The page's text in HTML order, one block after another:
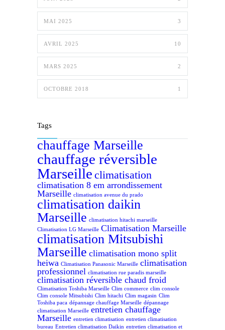
MAI 2025 3
AVRIL 2025 10
MARS 2025 2
OCTOBRE 2018 1
Tags
chauffage Marseille
chauffage réversible
Marseille climatisation
climatisation 8 em arrondissement
Marseille climatisation avenue du prado
climatisation daikin
Marseille climatisation hitachi marseille
Climatisation LG Marseille Climatisation Marseille
climatisation Mitsubishi
Marseille climatisation mono split
heiwa Climatisation Panasonic Marseille climatisation
professionnel climatisation rue paradis marseille
climatisation réversible chaud froid
Climatisation Toshiba Marseille Clim commerce clim console
Clim console Mitsubishi Clim hitachi Clim magasin Clim
Toshiba paca dépannage chauffage Marseille dépannage
climatisation Marseille entretien chauffage
Marseille entretien climatisation entretien climatisation
bureau Entretien climatisation Daikin entretien climatisation et